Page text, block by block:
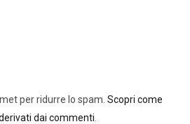
per ridurre lo spam. Scopri come
dai commenti